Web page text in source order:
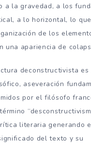
a la gravedad, a los
a lo horizontal, lo
de los
una apariencia de
deconstructivista es
aseveración
por el filósofo
literaria generando
del texto y su